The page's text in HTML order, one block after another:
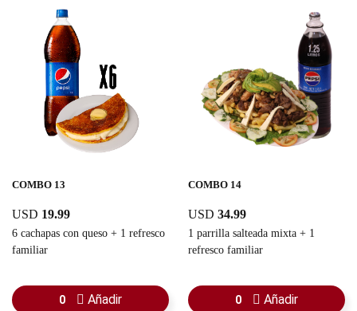
COMBO 13
USD 19.99
6 cachapas con queso + 1 refresco
familiar
0 Añadir
COMBO 14
USD 34.99
1 parrilla salteada mixta + 1
refresco familiar
0 Añadir